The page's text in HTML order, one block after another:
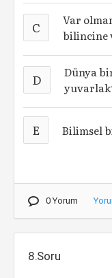
C
Var
bilincine
D
Dünya
E Bilimsel
0 Yorum
8.Soru